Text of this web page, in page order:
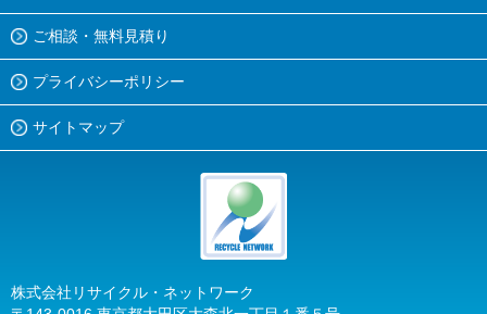
ご相談・無料見積り
プライバシーポリシー
サイトマップ
株式会社リサイクル・ネットワーク